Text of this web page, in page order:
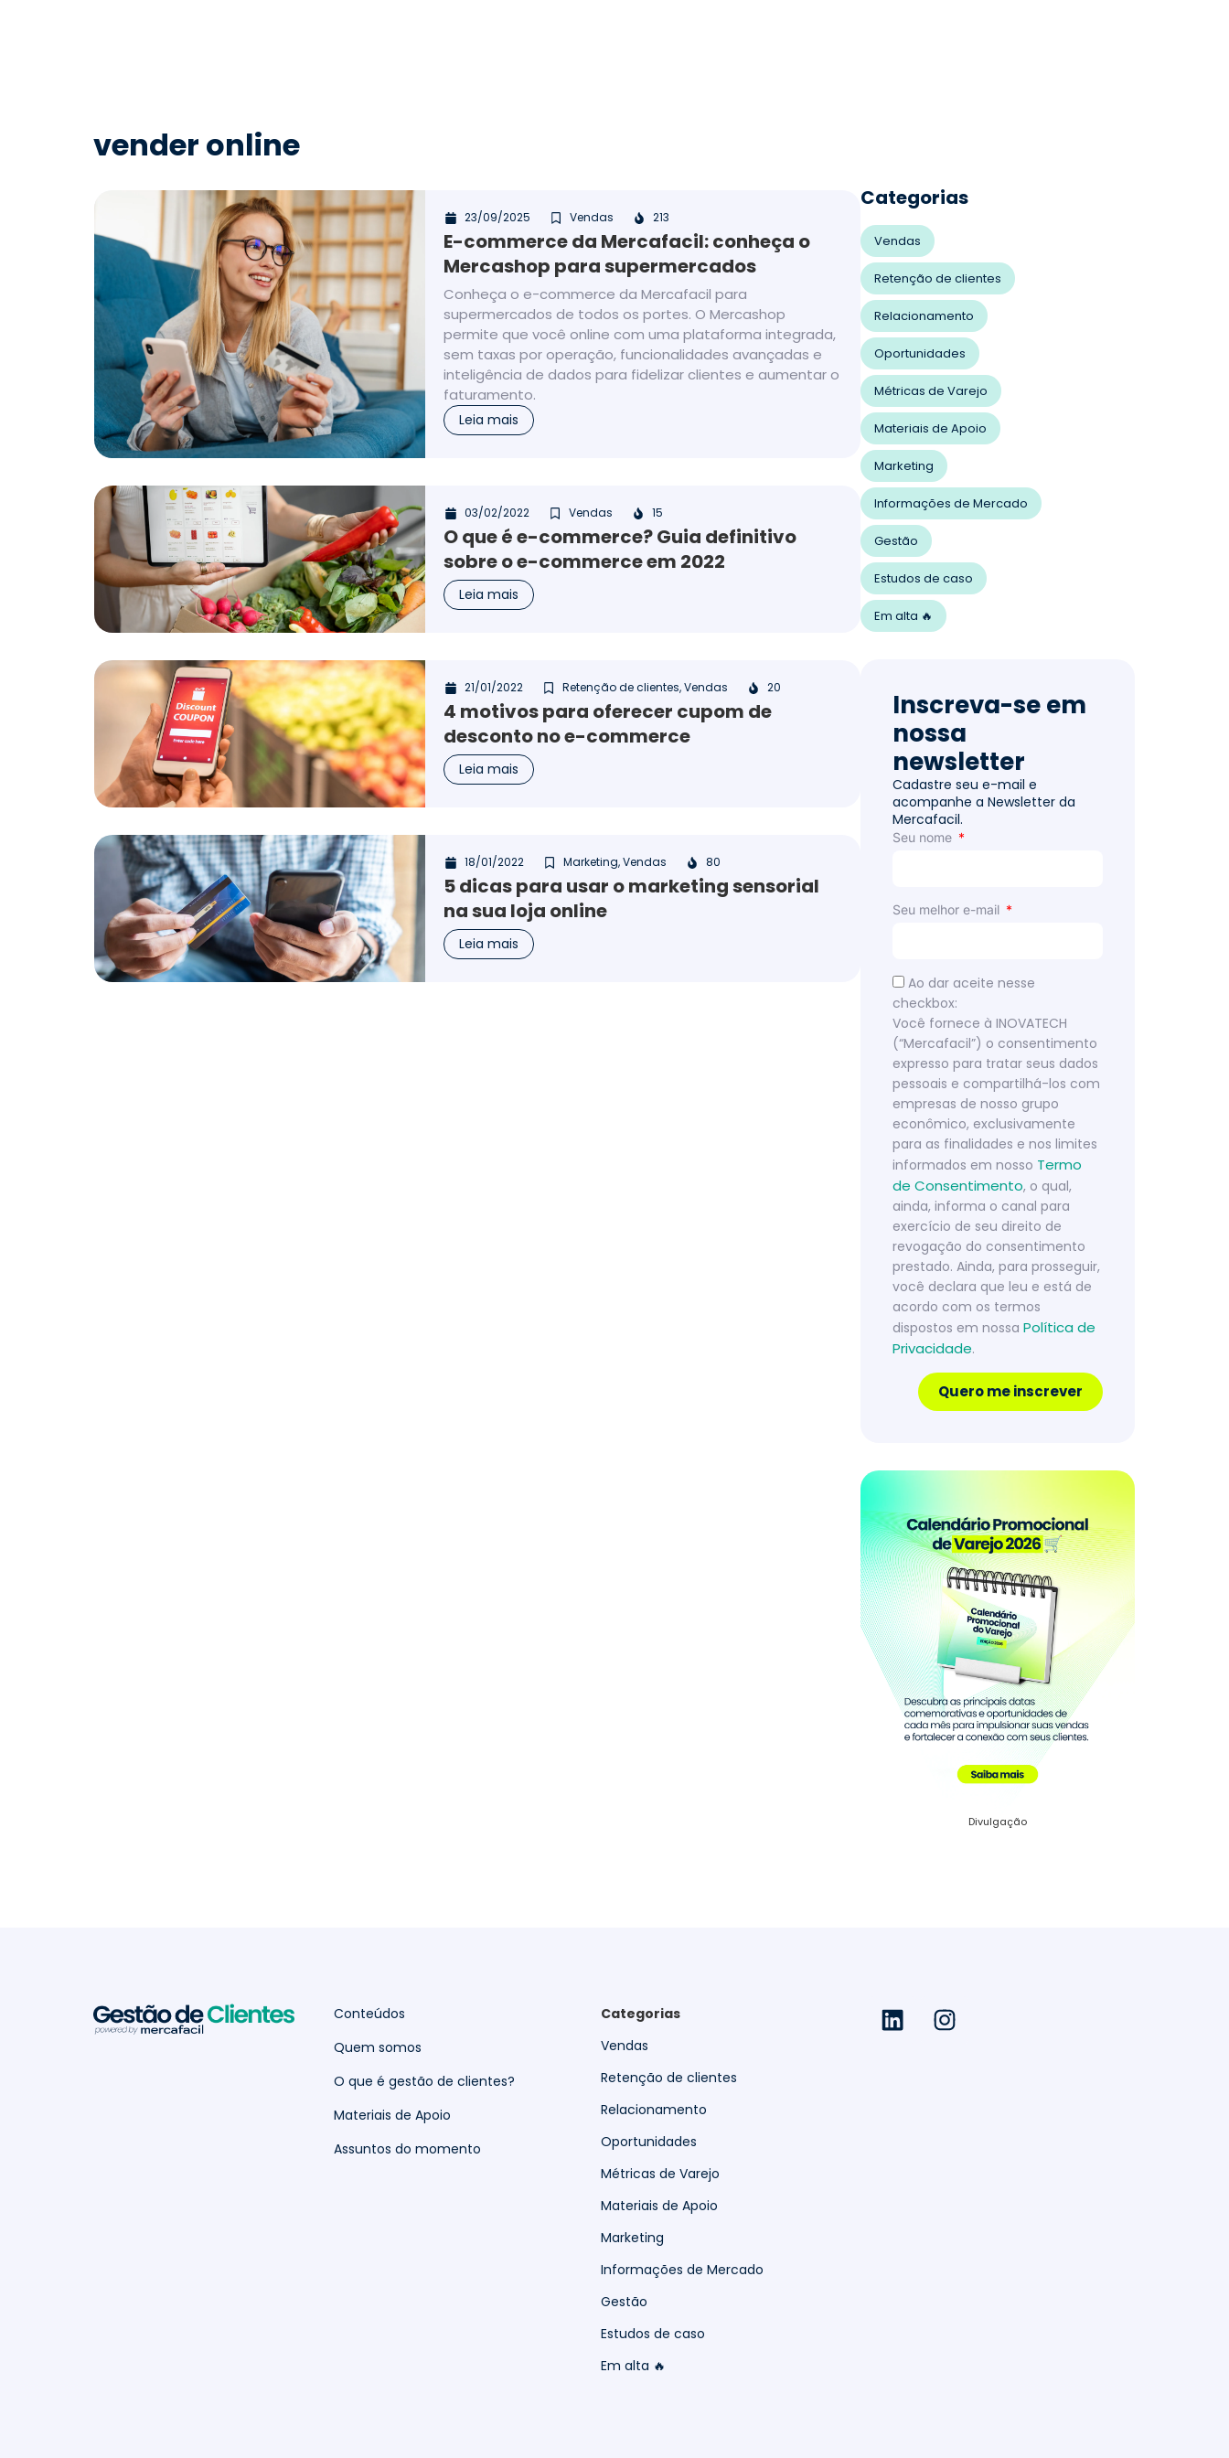
vender online
23/09/2025 Vendas 213
E-commerce da Mercafacil: conheça o
Mercashop para supermercados
Conheça o e-commerce da Mercafacil para
supermercados de todos os portes. O Mercashop
permite que você online com uma plataforma integrada,
sem taxas por operação, funcionalidades avançadas e
inteligência de dados para fidelizar clientes e aumentar o
faturamento.
Leia mais
03/02/2022 Vendas 15
O que é e-commerce? Guia definitivo
sobre o e-commerce em 2022
Leia mais
21/01/2022 Retenção de clientes,Vendas 20
4 motivos para oferecer cupom de
desconto no e-commerce
Leia mais
18/01/2022 Marketing,Vendas 80
5 dicas para usar o marketing sensorial
na sua loja online
Leia mais
Categorias
Vendas
Retenção de clientes
Relacionamento
Oportunidades
Métricas de Varejo
Materiais de Apoio
Marketing
Informações de Mercado
Gestão
Estudos de caso
Em alta 🔥
Inscreva-se em
nossa
newsletter
Cadastre seu e-mail e
acompanhe a Newsletter da
Mercafacil.
Seu nome
Seu melhor e-mail
Ao dar aceite nesse
checkbox:
Você fornece à INOVATECH
(“Mercafacil”) o consentimento
expresso para tratar seus dados
pessoais e compartilhá-los com
empresas de nosso grupo
econômico, exclusivamente
para as finalidades e nos limites
informados em nosso Termo
de Consentimento, o qual,
ainda, informa o canal para
exercício de seu direito de
revogação do consentimento
prestado. Ainda, para prosseguir,
você declara que leu e está de
acordo com os termos
dispostos em nossa Política de
Privacidade.
Quero me inscrever
Divulgação
Conteúdos
Quem somos
O que é gestão de clientes?
Materiais de Apoio
Assuntos do momento
Categorias
Vendas
Retenção de clientes
Relacionamento
Oportunidades
Métricas de Varejo
Materiais de Apoio
Marketing
Informações de Mercado
Gestão
Estudos de caso
Em alta 🔥